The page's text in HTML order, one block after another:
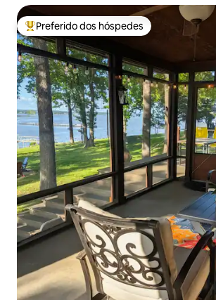
Entre os melhores preferidos dos hóspedes
Preferido dos hóspedes